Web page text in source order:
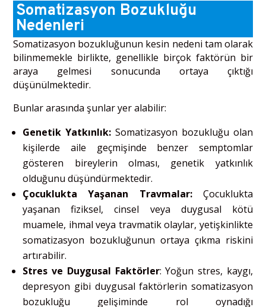
Somatizasyon Bozukluğu
Nedenleri
Somatizasyon bozukluğunun kesin nedeni tam olarak
bilinmemekle birlikte, genellikle birçok faktörün bir
araya gelmesi sonucunda ortaya çıktığı
düşünülmektedir.
Bunlar arasında şunlar yer alabilir:
Genetik Yatkınlık: Somatizasyon bozukluğu olan
kişilerde aile geçmişinde benzer semptomlar
gösteren bireylerin olması, genetik yatkınlık
olduğunu düşündürmektedir.
Çocuklukta Yaşanan Travmalar:Çocuklukta
yaşanan fiziksel, cinsel veya duygusal kötü
muamele, ihmal veya travmatik olaylar, yetişkinlikte
somatizasyon bozukluğunun ortaya çıkma riskini
artırabilir.
Stres ve Duygusal Faktörler: Yoğun stres, kaygı,
depresyon gibi duygusal faktörlerin somatizasyon
bozukluğu gelişiminde rol oynadığı